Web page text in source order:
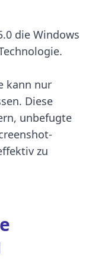
die Windows
kann nur
Diese
unbefugte
zu